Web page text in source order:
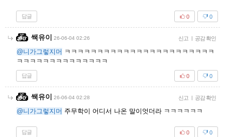
답글 0
0
쌕유이 26-06-04 02:26 신고 공감 확인
@니가그렇지머 ㅋㅋㅋㅋㅋㅋㅋㅋㅋㅋㅋㅋㅋㅋㅋㅋㅋㅋㅋㅋㅋㅋㅋ
ㅋㅋㅋㅋㅋㅋㅋㅋㅋㅋㅋㅋㅋㅋ
답글 0
0
쌕유이 26-06-04 02:28 신고 공감 확인
@니가그렇지머 주무학이 어디서 나온 말이엇더라 ㅋㅋㅋㅋㅋㅋ
답글 0
0